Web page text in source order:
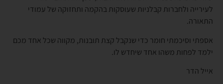
לעירייה ולחברות קבלניות שעוסקות בהקמה ותחזוקה של עמודי
התאורה.
אספתי וסיכמתי חומר כדי שנקבל קצת תובנות, מקווה שכל אחד מכם
ילמד לפחות משהו אחד שיחדש לו.
אייל הדר